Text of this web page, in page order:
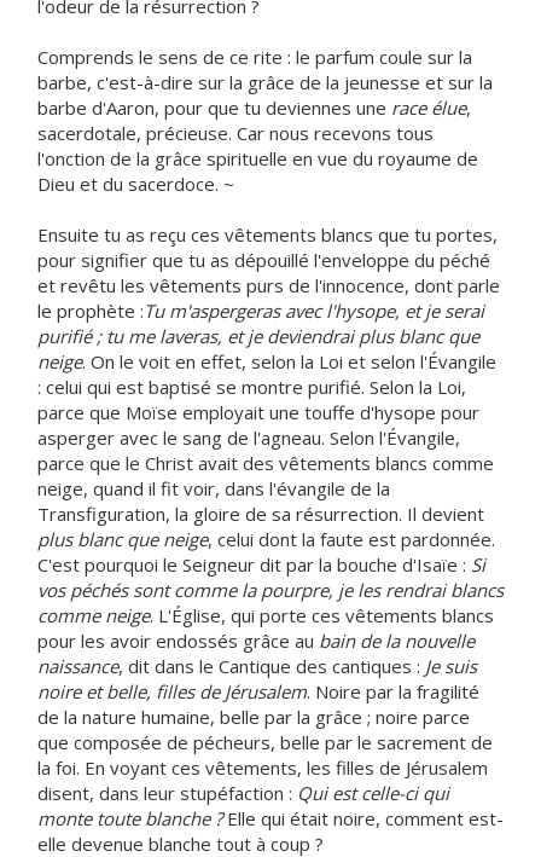
l'odeur de la résurrection ?
Comprends le sens de ce rite : le parfum coule sur la
barbe, c'est-à-dire sur la grâce de la jeunesse et sur la
barbe d'Aaron, pour que tu deviennes une race élue,
sacerdotale, précieuse. Car nous recevons tous
l'onction de la grâce spirituelle en vue du royaume de
Dieu et du sacerdoce. ~
Ensuite tu as reçu ces vêtements blancs que tu portes,
pour signifier que tu as dépouillé l'enveloppe du péché
et revêtu les vêtements purs de l'innocence, dont parle
le prophète :Tu m'aspergeras avec l'hysope, et je serai
purifié ; tu me laveras, et je deviendrai plus blanc que
neige. On le voit en effet, selon la Loi et selon l'Évangile
: celui qui est baptisé se montre purifié. Selon la Loi,
parce que Moïse employait une touffe d'hysope pour
asperger avec le sang de l'agneau. Selon l'Évangile,
parce que le Christ avait des vêtements blancs comme
neige, quand il fit voir, dans l'évangile de la
Transfiguration, la gloire de sa résurrection. Il devient
plus blanc que neige, celui dont la faute est pardonnée.
C'est pourquoi le Seigneur dit par la bouche d'Isaïe : Si
vos péchés sont comme la pourpre, je les rendrai blancs
comme neige. L'Église, qui porte ces vêtements blancs
pour les avoir endossés grâce au bain de la nouvelle
naissance, dit dans le Cantique des cantiques : Je suis
noire et belle, filles de Jérusalem. Noire par la fragilité
de la nature humaine, belle par la grâce ; noire parce
que composée de pécheurs, belle par le sacrement de
la foi. En voyant ces vêtements, les filles de Jérusalem
disent, dans leur stupéfaction : Qui est celle-ci qui
monte toute blanche ?Elle qui était noire, comment est-
elle devenue blanche tout à coup ?